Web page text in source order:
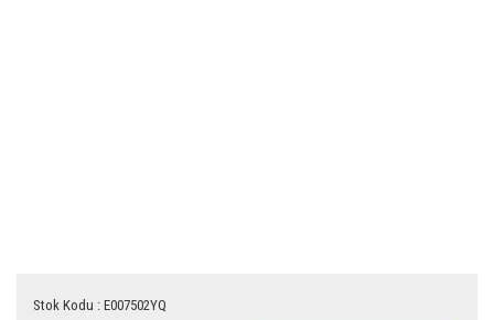
Stok Kodu : E007502YQ